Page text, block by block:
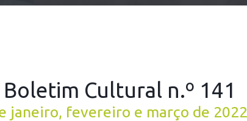
Cultural n.º 141
janeiro, fevereiro e março de 2022